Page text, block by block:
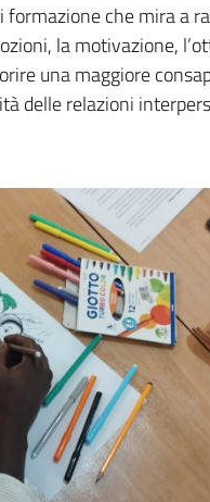
formazione che mira a
la motivazione,
una maggiore
delle relazioni